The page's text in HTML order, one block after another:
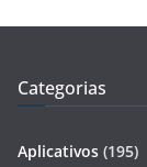
Categorias
Aplicativos (195)